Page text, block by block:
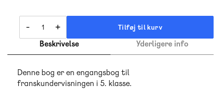
- + Tilføj til kurv
Beskrivelse Yderligere info
Denne bog er en engangsbog til
franskundervisningen i 5. klasse.